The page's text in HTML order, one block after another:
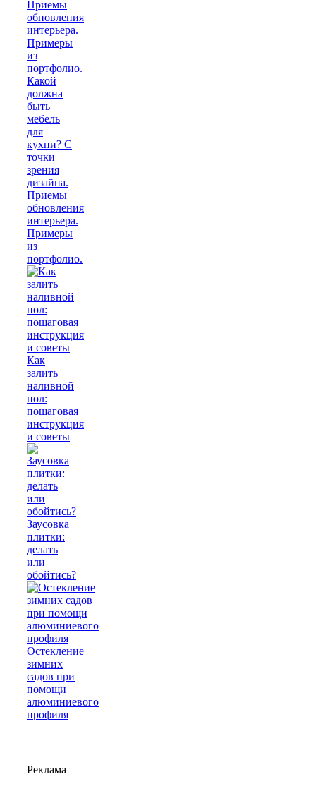
Какой
должна
быть
мебель
для
кухни? С
точки
зрения
дизайна.
Приемы
обновления
интерьера.
Примеры
из
портфолио.
Как
залить
наливной
пол:
пошаговая
инструкция
и советы
Заусовка
плитки:
делать
или
обойтись?
Остекление
зимних
садов при
помощи
алюминиевого
профиля
Реклама